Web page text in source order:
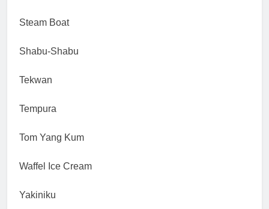
Steam Boat
Shabu-Shabu
Tekwan
Tempura
Tom Yang Kum
Waffel Ice Cream
Yakiniku